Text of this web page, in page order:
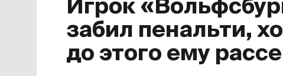
Игрок
забил пенальти,
до этого ему